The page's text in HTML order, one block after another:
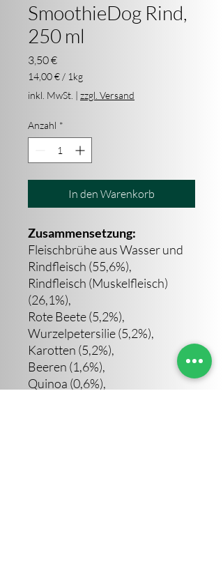
SmoothieDog Rind,
250 ml
3,50 €Preis
14,00 € / 1kg
14,00 €
pro
Kilogramm
inkl. MwSt. | zzgl. Versand
Anzahl *
In den Warenkorb
Zusammensetzung:
Fleischbrühe aus Wasser und
Rindfleisch (55,6%),
Rindfleisch (Muskelfleisch)
(26,1%),
Rote Beete (5,2%),
Wurzelpetersilie (5,2%),
Karotten (5,2%),
Beeren (1,6%),
Quinoa (0,6%),